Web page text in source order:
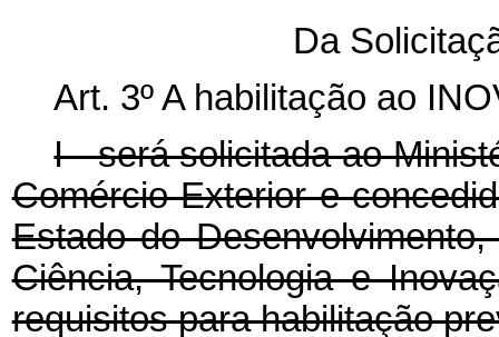
Da
Art. 3º A habilitação ao
I - será solicitada ao
Comércio Exterior e
Estado do
Ciência, Tecnologia e
requisitos para habilitação